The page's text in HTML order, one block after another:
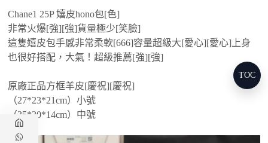
Chane1 25P 嬉皮hono包[色]
非常火爆[強][強]貨量極少[笑臉]
這隻嬉皮包手感非常柔軟[666]容量超級大[愛心][愛心]上身
也很好搭配，大氣！超級推薦[強][強]
原廠正品方框羊皮[慶祝][慶祝]
（27*23*21cm）小號
（35*30*14cm）中號
TOC